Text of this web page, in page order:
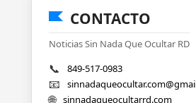
CONTACTO
Noticias Sin Nada Que Ocultar RD
📞 849-517-0983
📧
🌐 sinnadaqueocultarrd.com